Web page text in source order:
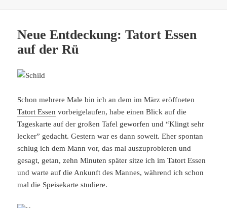
Neue Entdeckung: Tatort Essen
auf der Rü
Schon mehrere Male bin ich an dem im März eröffneten
Tatort Essen vorbeigelaufen, habe einen Blick auf die
Tageskarte auf der großen Tafel geworfen und “Klingt sehr
lecker” gedacht. Gestern war es dann soweit. Eher spontan
schlug ich dem Mann vor, das mal auszuprobieren und
gesagt, getan, zehn Minuten später sitze ich im Tatort Essen
und warte auf die Ankunft des Mannes, während ich schon
mal die Speisekarte studiere.